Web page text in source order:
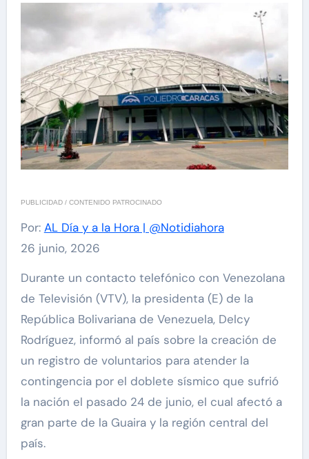
PUBLICIDAD / CONTENIDO PATROCINADO
Por: AL Día y a la Hora | @Notidiahora
26 junio, 2026
Durante un contacto telefónico con Venezolana
de Televisión (VTV), la presidenta (E) de la
República Bolivariana de Venezuela, Delcy
Rodríguez, informó al país sobre la creación de
un registro de voluntarios para atender la
contingencia por el doblete sísmico que sufrió
la nación el pasado 24 de junio, el cual afectó a
gran parte de la Guaira y la región central del
país.